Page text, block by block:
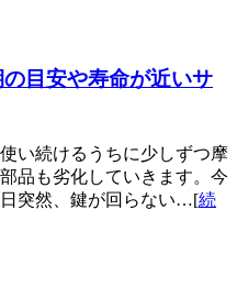
目安や寿命が近いサ
い続けるうちに少しずつ摩
品も劣化していきます。今
突然、鍵が回らない…[続